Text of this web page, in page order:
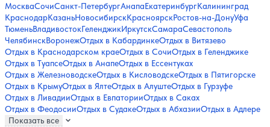
МоскваСочиСанкт-ПетербургАнапаЕкатеринбургКалининград
КраснодарКазаньНовосибирскКрасноярскРостов-на-ДонуУфа
ТюменьВладивостокГеленджикИркутскСамараСевастополь
ЧелябинскВоронежОтдых в КабардинкеОтдых в Витязево
Отдых в Краснодарском краеОтдых в СочиОтдых в Геленджике
Отдых в ТуапсеОтдых в АнапеОтдых в Ессентуках
Отдых в ЖелезноводскеОтдых в КисловодскеОтдых в Пятигорске
Отдых в КрымуОтдых в ЯлтеОтдых в АлуштеОтдых в Гурзуфе
Отдых в ЛивадииОтдых в ЕвпаторииОтдых в Саках
Отдых в ФеодосииОтдых в СудакеОтдых в АбхазииОтдых в Адлере
Показать все